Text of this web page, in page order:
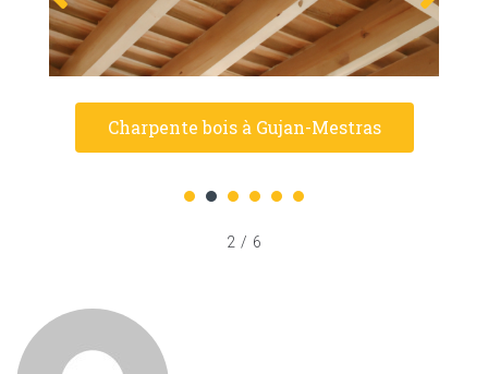
Charpente bois à Gujan-Mestras
2 / 6